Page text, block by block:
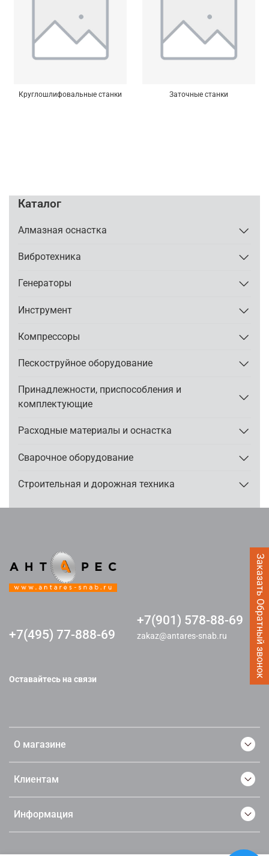
Заказать Обратный звонок
Круглошлифовальные станки Заточные станки
Каталог
Алмазная оснастка
Вибротехника
Генераторы
Инструмент
Компрессоры
Пескоструйное оборудование
Принадлежности, приспособления и
комплектующие
Расходные материалы и оснастка
Сварочное оборудование
Строительная и дорожная техника
О магазине
Клиентам
Информация
+7(495) 77-888-69
+7(901) 578-88-69
zakaz@antares-snab.ru
Оставайтесь на связи